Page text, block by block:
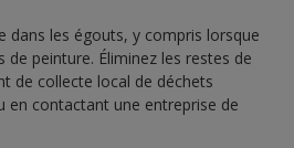
dans les égouts, y compris lorsque
peinture. Éliminez les restes de
de collecte local de déchets
en contactant une entreprise de